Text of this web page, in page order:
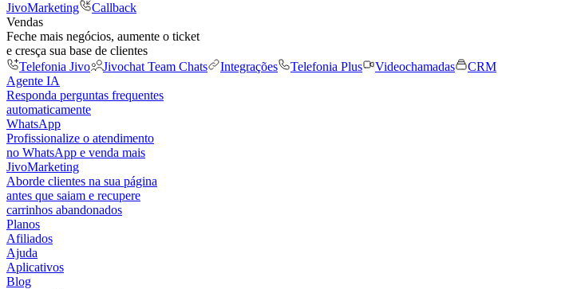
JivoMarketing
Callback
Vendas
Feche mais negócios, aumente o ticket
e cresça sua base de clientes
Telefonia Jivo
Jivochat Team Chats Integrações Telefonia Plus Videochamadas
CRM
Agente IA
Responda perguntas frequentes
automaticamente
WhatsApp
Profissionalize o atendimento
no WhatsApp e venda mais
JivoMarketing
Aborde clientes na sua página
antes que saiam e recupere
carrinhos abandonados
Planos
Afiliados
Ajuda
Aplicativos
Blog